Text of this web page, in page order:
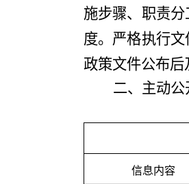
施步骤、职责
度。严格执行
政策文件公布后
二、主动
信息内容